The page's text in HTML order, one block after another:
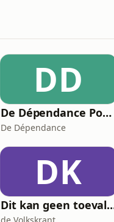
DD
De Dépendance Podcast
De Dépendance
DK
Dit kan